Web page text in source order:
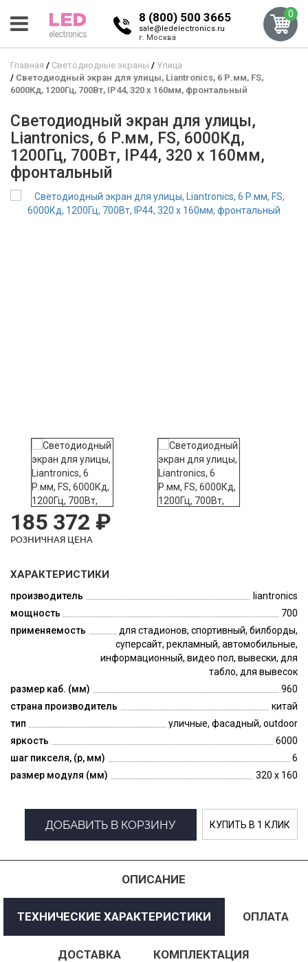
8 (800) 500 3665
sale@ledelectronics.ru
г. Москва
0
Главная Светодиодные экраны
Улица
Светодиодный экран для улицы, Liantronics, 6 Р.мм, FS,
6000Кд, 1200Гц, 700Вт, IP44, 320 x 160мм, фронтальный
Светодиодный экран для улицы,
Liantronics, 6 Р.мм, FS, 6000Кд,
1200Гц, 700Вт, IP44, 320 x 160мм,
фронтальный
185 372 ₽
РОЗНИЧНАЯ ЦЕНА
ХАРАКТЕРИСТИКИ
производитель
liantronics
мощность
700
применяемость
для стадионов, спортивный, билборды,
суперсайт, рекламный, автомобильные,
информационный, видео пол, вывески, для
табло, для вывесок
размер каб. (мм)
960
страна производитель
китай
тип
уличные, фасадный, outdoor
яркость
6000
шаг пикселя, (p, мм)
6
размер модуля (мм)
320 x 160
ДОБАВИТЬ В КОРЗИНУ КУПИТЬ В 1 КЛИК
ОПИСАНИЕ
ТЕХНИЧЕСКИЕ ХАРАКТЕРИСТИКИ ОПЛАТА
ДОСТАВКА КОМПЛЕКТАЦИЯ